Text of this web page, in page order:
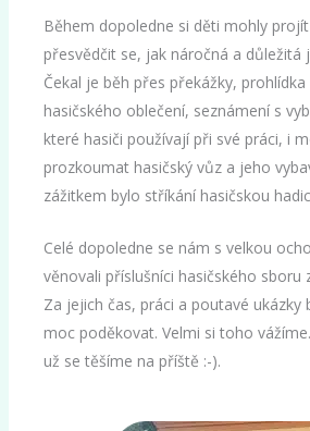
Během dopoledne si děti mohly
přesvědčit se, jak náročná a důležitá
Čekal je běh přes překážky, prohlídka
hasičského oblečení, seznámení s
které hasiči používají při své práci, i
prozkoumat hasičský vůz a jeho
zážitkem bylo stříkání hasičskou
Celé dopoledne se nám s velkou
věnovali příslušníci hasičského sboru
Za jejich čas, práci a poutavé ukázky
moc poděkovat. Velmi si toho
už se těšíme na příště :-).